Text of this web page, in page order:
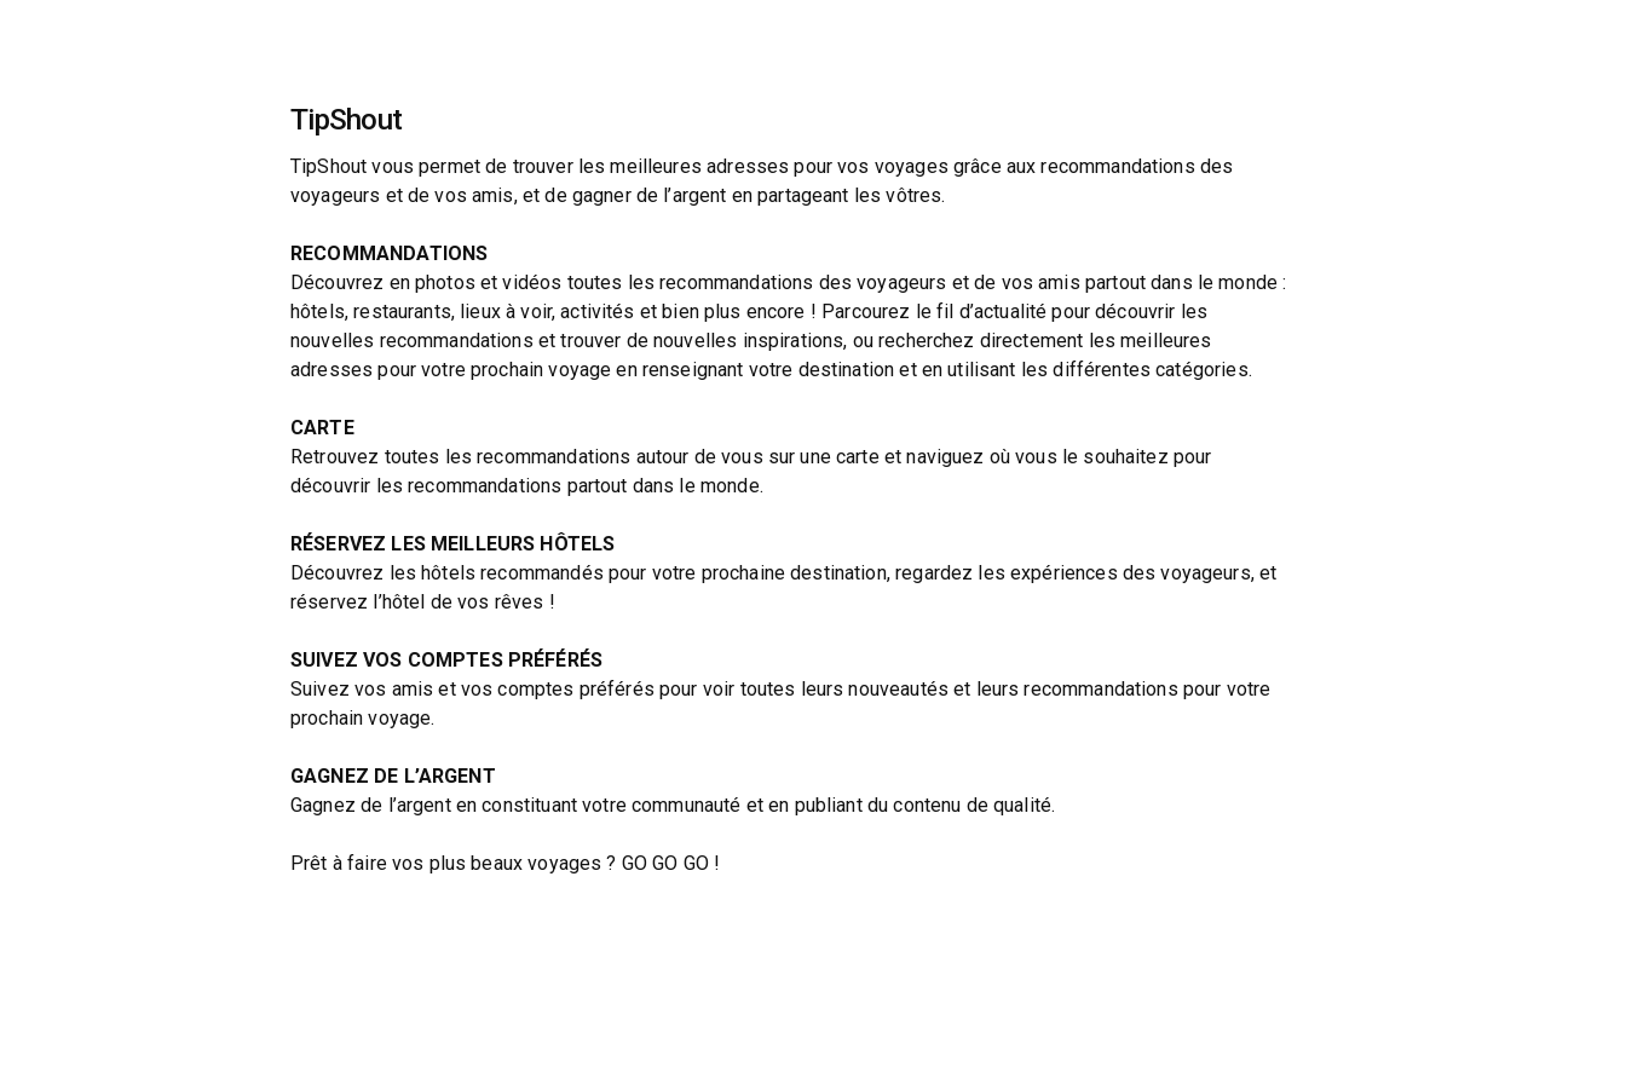
TipShout
TipShout vous permet de trouver les meilleures adresses pour vos voyages grâce aux recommandations des
voyageurs et de vos amis, et de gagner de l’argent en partageant les vôtres.
RECOMMANDATIONS
Découvrez en photos et vidéos toutes les recommandations des voyageurs et de vos amis partout dans le monde :
hôtels, restaurants, lieux à voir, activités et bien plus encore ! Parcourez le fil d’actualité pour découvrir les
nouvelles recommandations et trouver de nouvelles inspirations, ou recherchez directement les meilleures
adresses pour votre prochain voyage en renseignant votre destination et en utilisant les différentes catégories.
CARTE
Retrouvez toutes les recommandations autour de vous sur une carte et naviguez où vous le souhaitez pour
découvrir les recommandations partout dans le monde.
RÉSERVEZ LES MEILLEURS HÔTELS
Découvrez les hôtels recommandés pour votre prochaine destination, regardez les expériences des voyageurs, et
réservez l’hôtel de vos rêves !
SUIVEZ VOS COMPTES PRÉFÉRÉS
Suivez vos amis et vos comptes préférés pour voir toutes leurs nouveautés et leurs recommandations pour votre
prochain voyage.
GAGNEZ DE L’ARGENT
Gagnez de l’argent en constituant votre communauté et en publiant du contenu de qualité.
Prêt à faire vos plus beaux voyages ? GO GO GO !